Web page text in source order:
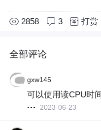
2858 3 打赏
全部评论
gxw145
可以使用读CPU时
2023-06-23